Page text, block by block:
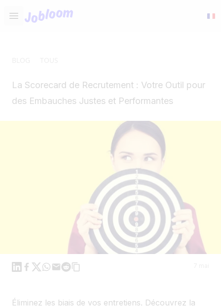
Open main menu
Jobloom
La Scorecard de Recrutement : Votre Outil pour
des Embauches Justes et Performantes
Linkedin
Facebook
X WhatsApp
MailReddit
Éliminez les biais de vos entretiens. Découvrez la